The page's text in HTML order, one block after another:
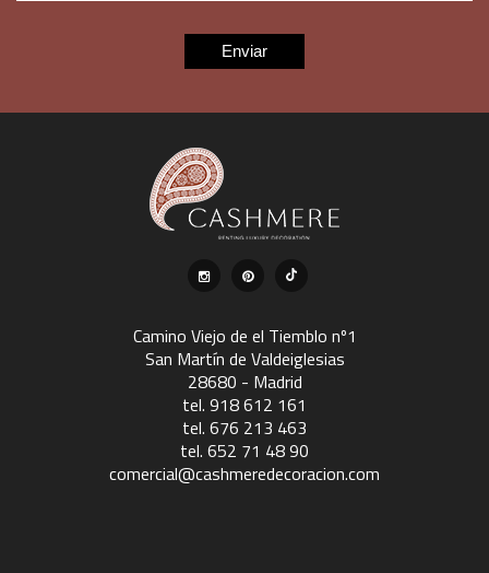
Camino Viejo de el Tiemblo nº1
San Martín de Valdeiglesias
28680 - Madrid
tel. 918 612 161
tel. 676 213 463
tel. 652 71 48 90
comercial@cashmeredecoracion.com